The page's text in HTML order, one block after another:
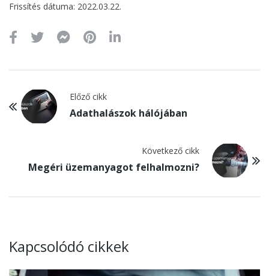
Frissítés dátuma: 2022.03.22.
Előző cikk
Adathalászok hálójában
Következő cikk
Megéri üzemanyagot felhalmozni?
Kapcsolódó cikkek